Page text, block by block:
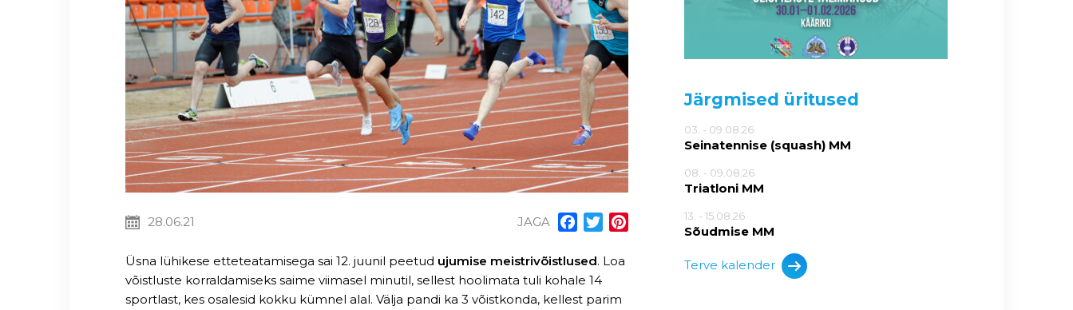
Järgmised üritused
03. - 09.08.26
Seinatennise (squash) MM
08. - 09.08.26
Triatloni MM
13. - 15.08.26
Sõudmise MM
Terve kalender
28.06.21 JAGA Facebook
TwitterPinterest
Üsna lühikese etteteatamisega sai 12. juunil peetud ujumise meistrivõistlused. Loa
võistluste korraldamiseks saime viimasel minutil, sellest hoolimata tuli kohale 14
sportlast, kes osalesid kokku kümnel alal. Välja pandi ka 3 võistkonda, kellest parim